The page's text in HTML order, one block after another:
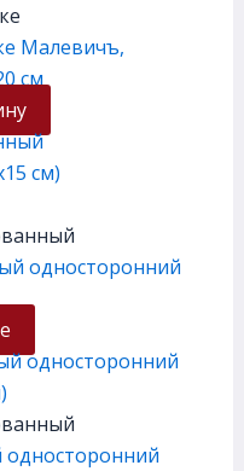
Малевичъ,
см
односторонний